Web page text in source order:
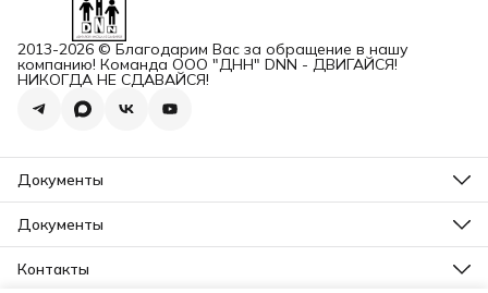
2013-2026 © Благодарим Вас за обращение в нашу
компанию! Команда ООО "ДНН" DNN - ДВИГАЙСЯ!
НИКОГДА НЕ СДАВАЙСЯ!
Документы
ОГРН
Карточка ООО ДННСПОРТ
Сертификат соответствия
Карточка ООО ДНН
Документы
Прайс ДНН 12-2025
Свидетельство на товарный знак
Контакты